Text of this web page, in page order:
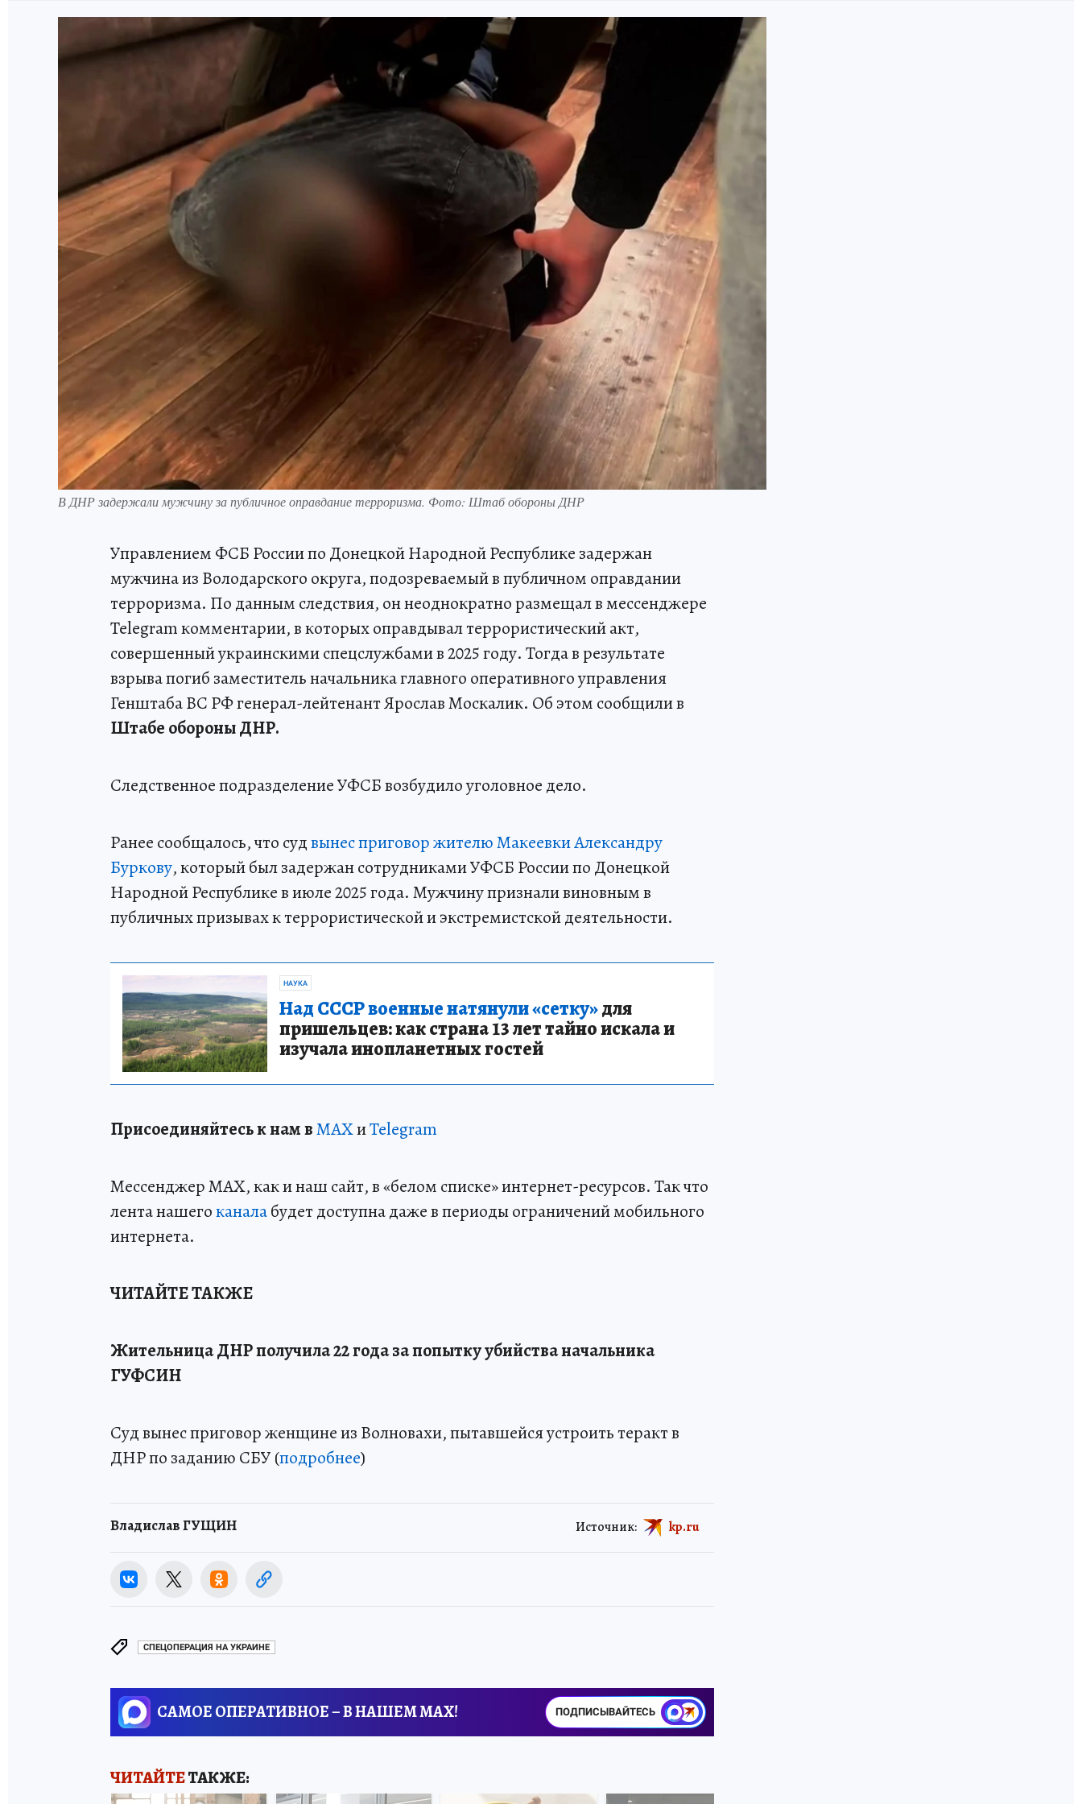
В ДНР задержали мужчину за публичное оправдание терроризма. Фото: Штаб обороны ДНР
Управлением ФСБ России по Донецкой Народной Республике задержан
мужчина из Володарского округа, подозреваемый в публичном оправдании
терроризма. По данным следствия, он неоднократно размещал в мессенджере
Telegram комментарии, в которых оправдывал террористический акт,
совершенный украинскими спецслужбами в 2025 году. Тогда в результате
взрыва погиб заместитель начальника главного оперативного управления
Генштаба ВС РФ генерал-лейтенант Ярослав Москалик. Об этом сообщили в
Штабе обороны ДНР.
Следственное подразделение УФСБ возбудило уголовное дело.
Ранее сообщалось, что судвынес приговор жителю Макеевки Александру
Буркову, который был задержан сотрудниками УФСБ России по Донецкой
Народной Республике в июле 2025 года. Мужчину признали виновным в
публичных призывах к террористической и экстремистской деятельности.
НАУКА
Над СССР военные натянули «сетку»для
пришельцев: как страна 13 лет тайно искала и
изучала инопланетных гостей
Присоединяйтесь к нам вMAXиTelegram
Мессенджер MAX, как и наш сайт, в «белом списке» интернет-ресурсов. Так что
лента нашегоканалабудет доступна даже в периоды ограничений мобильного
интернета.
ЧИТАЙТЕ ТАКЖЕ
Жительница ДНР получила 22 года за попытку убийства начальника
ГУФСИН
Суд вынес приговор женщине из Волновахи, пытавшейся устроить теракт в
ДНР по заданию СБУ (подробнее)
Владислав ГУЩИН Источник: kp.ru
СПЕЦОПЕРАЦИЯ НА УКРАИНЕ
САМОЕ ОПЕРАТИВНОЕ – В НАШЕМ MAX! ПОДПИСЫВАЙТЕСЬ
ЧИТАЙТЕТАКЖЕ: